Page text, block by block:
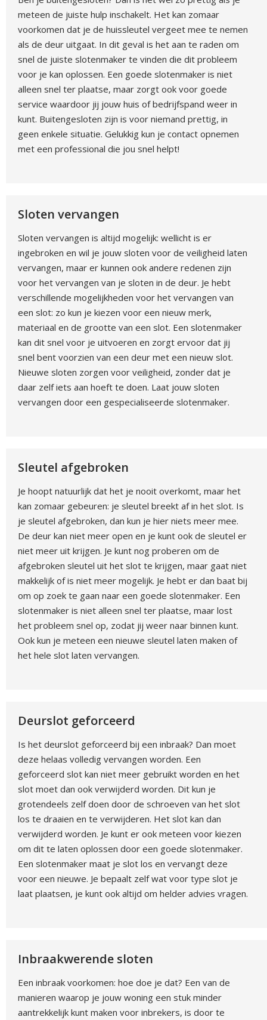
meteen de juiste hulp inschakelt. Het kan zomaar
voorkomen dat je de huissleutel vergeet mee te nemen
als de deur uitgaat. In dit geval is het aan te raden om
snel de juiste slotenmaker te vinden die dit probleem
voor je kan oplossen. Een goede slotenmaker is niet
alleen snel ter plaatse, maar zorgt ook voor goede
service waardoor jij jouw huis of bedrijfspand weer in
kunt. Buitengesloten zijn is voor niemand prettig, in
geen enkele situatie. Gelukkig kun je contact opnemen
met een professional die jou snel helpt!
Sloten vervangen
Sloten vervangen is altijd mogelijk: wellicht is er
ingebroken en wil je jouw sloten voor de veiligheid laten
vervangen, maar er kunnen ook andere redenen zijn
voor het vervangen van je sloten in de deur. Je hebt
verschillende mogelijkheden voor het vervangen van
een slot: zo kun je kiezen voor een nieuw merk,
materiaal en de grootte van een slot. Een slotenmaker
kan dit snel voor je uitvoeren en zorgt ervoor dat jij
snel bent voorzien van een deur met een nieuw slot.
Nieuwe sloten zorgen voor veiligheid, zonder dat je
daar zelf iets aan hoeft te doen. Laat jouw sloten
vervangen door een gespecialiseerde slotenmaker.
Sleutel afgebroken
Je hoopt natuurlijk dat het je nooit overkomt, maar het
kan zomaar gebeuren: je sleutel breekt af in het slot. Is
je sleutel afgebroken, dan kun je hier niets meer mee.
De deur kan niet meer open en je kunt ook de sleutel er
niet meer uit krijgen. Je kunt nog proberen om de
afgebroken sleutel uit het slot te krijgen, maar gaat niet
makkelijk of is niet meer mogelijk. Je hebt er dan baat bij
om op zoek te gaan naar een goede slotenmaker. Een
slotenmaker is niet alleen snel ter plaatse, maar lost
het probleem snel op, zodat jij weer naar binnen kunt.
Ook kun je meteen een nieuwe sleutel laten maken of
het hele slot laten vervangen.
Deurslot geforceerd
Is het deurslot geforceerd bij een inbraak? Dan moet
deze helaas volledig vervangen worden. Een
geforceerd slot kan niet meer gebruikt worden en het
slot moet dan ook verwijderd worden. Dit kun je
grotendeels zelf doen door de schroeven van het slot
los te draaien en te verwijderen. Het slot kan dan
verwijderd worden. Je kunt er ook meteen voor kiezen
om dit te laten oplossen door een goede slotenmaker.
Een slotenmaker maat je slot los en vervangt deze
voor een nieuwe. Je bepaalt zelf wat voor type slot je
laat plaatsen, je kunt ook altijd om helder advies vragen.
Inbraakwerende sloten
Een inbraak voorkomen: hoe doe je dat? Een van de
manieren waarop je jouw woning een stuk minder
aantrekkelijk kunt maken voor inbrekers, is door te